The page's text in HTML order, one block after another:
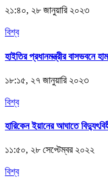
২১:৪০, ২৮ জানুয়ারি ২০২৩
বিশ্ব
হাইতির প্রধানমন্ত্রীর বাসভবনে
১৮:১৫, ২৭ জানুয়ারি ২০২৩
বিশ্ব
হারিকেন ইয়ানের আঘাতে
১১:৫০, ২৮ সেপ্টেম্বর ২০২২
বিশ্ব